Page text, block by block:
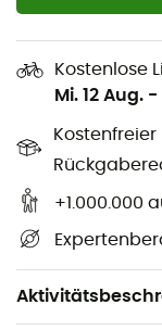
Kostenlose
Mi. 12 Aug. -
Kostenfreier
+1.000.000
Verstellbare
Helme für
- zwei
Brusttasche
Gewicht: 550